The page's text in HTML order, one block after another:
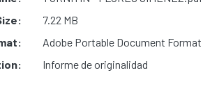
7.22 MB
Adobe Portable Document Format
Informe de originalidad